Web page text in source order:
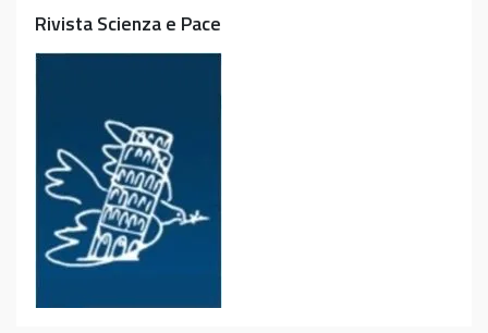
Rivista Scienza e Pace